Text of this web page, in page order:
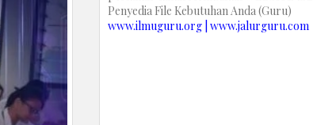
Penyedia File Kebutuhan Anda (Guru)
www.ilmuguru.org | www.jalurguru.com